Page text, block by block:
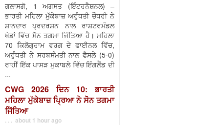
ਗਲਾਸਗੋ, 1 ਅਗਸਤ (ਇੰਟਰਨੈਸ਼ਨਲ) –
ਭਾਰਤੀ ਮਹਿਲਾ ਮੁੱਕੇਬਾਜ਼ ਅਰੁੰਧਤੀ ਚੌਧਰੀ ਨੇ
ਸ਼ਾਨਦਾਰ ਪ੍ਰਦਰਸ਼ਨ ਨਾਲ ਰਾਸ਼ਟਰਮੰਡਲ
ਖੇਡਾਂ ਵਿੱਚ ਸੋਨ ਤਗਮਾ ਜਿੱਤਿਆ ਹੈ। ਮਹਿਲਾ
70 ਕਿਲੋਗ੍ਰਾਮ ਵਰਗ ਦੇ ਫਾਈਨਲ ਵਿੱਚ,
ਅਰੁੰਧਤੀ ਨੇ ਸਰਬਸੰਮਤੀ ਨਾਲ ਫੈਸਲੇ (5-0)
ਰਾਹੀਂ ਇੱਕ ਪਾਸੜ ਮੁਕਾਬਲੇ ਵਿੱਚ ਇੰਗਲੈਂਡ ਦੀ
...
CWG 2026 ਦਿਨ 10: ਭਾਰਤੀ
ਮਹਿਲਾ ਮੁੱਕੇਬਾਜ਼ ਪ੍ਰਿਆ ਨੇ ਸੋਨ ਤਗਮਾ
ਜਿੱਤਿਆ
. . . about 1 hour ago